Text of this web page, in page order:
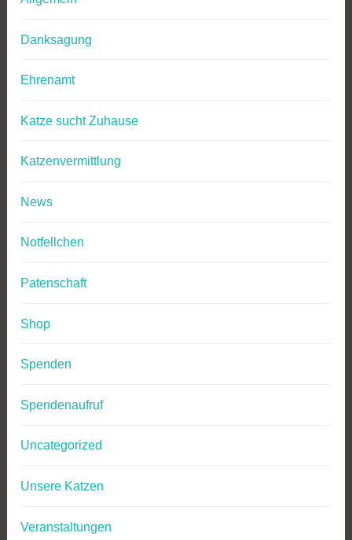
Danksagung
Ehrenamt
Katze sucht Zuhause
Katzenvermittlung
News
Notfellchen
Patenschaft
Shop
Spenden
Spendenaufruf
Uncategorized
Unsere Katzen
Veranstaltungen